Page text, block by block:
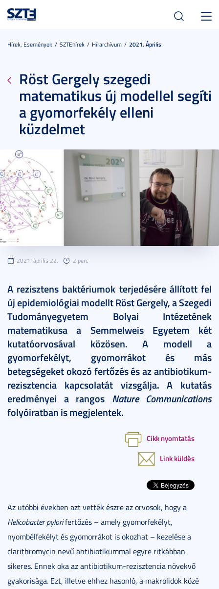
Hírek, Események SZTEhírek Hírarchívum 2021. Április
Röst Gergely szegedi
matematikus új modellel segíti
a gyomorfekély elleni
küzdelmet
2021. április 22. 2 perc
A rezisztens baktériumok terjedésére állított fel
új epidemiológiai modellt Röst Gergely, a Szegedi
Tudományegyetem Bolyai Intézetének
matematikusa a Semmelweis Egyetem két
kutatóorvosával közösen. A modell a
gyomorfekélyt, gyomorrákot és más
betegségeket okozó fertőzés és az antibiotikum-
rezisztencia kapcsolatát vizsgálja. A kutatás
eredményei a rangos Nature Communications
folyóiratban is megjelentek.
Cikk nyomtatás
Link küldés
Az utóbbi években azt vették észre az orvosok, hogy a
Helicobacter pylorifertőzés – amely gyomorfekélyt,
nyombélfekélyt és gyomorrákot is okozhat – kezelése a
clarithromycin nevű antibiotikummal egyre ritkábban
sikeres. Ennek oka az antibiotikum-rezisztencia növekvő
gyakorisága. Ezt, illetve ehhez hasonló, a makrolidok közé